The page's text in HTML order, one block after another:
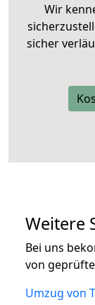
Wir
sicher
Weitere
Bei uns
von
Umzug von